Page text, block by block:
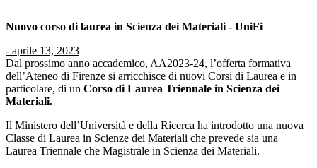
Nuovo corso di laurea in Scienza dei Materiali - UniFi
- aprile 13, 2023
Dal prossimo anno accademico, AA2023-24, l’offerta formativa
dell’Ateneo di Firenze si arricchisce di nuovi Corsi di Laurea e in
particolare, di un Corso di Laurea Triennale in Scienza dei
Materiali.
Il Ministero dell’Università e della Ricerca ha introdotto una nuova
Classe di Laurea in Scienze dei Materiali che prevede sia una
Laurea Triennale che Magistrale in Scienza dei Materiali.